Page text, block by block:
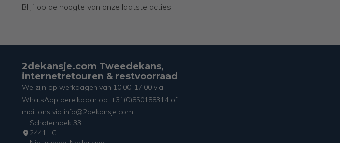
Blijf op de hoogte van onze laatste acties!
2dekansje.com Tweedekans,
internetretouren & restvoorraad
We zijn op werkdagen van 10:00-17:00 via
WhatsApp bereikbaar op: +31(0)850188314 of
mail ons via info@2dekansje.com
Schoterhoek 33
2441 LC